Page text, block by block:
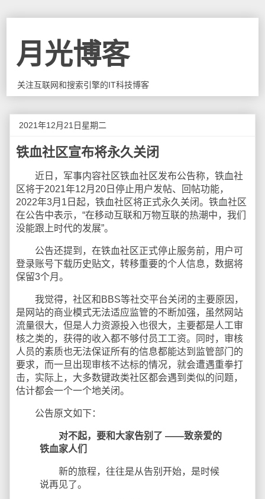
月光博客
关注互联网和搜索引擎的IT科技博客
2021年12月21日星期二
铁血社区宣布将永久关闭
近日，军事内容社区铁血社区发布公告称，铁血社
区将于2021年12月20日停止用户发帖、回帖功能，
2022年3月1日起，铁血社区将正式永久关闭。铁血社区
在公告中表示，“在移动互联和万物互联的热潮中，我们
没能跟上时代的发展”。
公告还提到，在铁血社区正式停止服务前，用户可
登录账号下载历史贴文，转移重要的个人信息，数据将
保留3个月。
我觉得，社区和BBS等社交平台关闭的主要原因，
是网站的商业模式无法适应监管的不断加强，虽然网站
流量很大，但是人力资源投入也很大，主要都是人工审
核之类的，获得的收入都不够付员工工资。同时，审核
人员的素质也无法保证所有的信息都能达到监管部门的
要求，而一旦出现审核不达标的情况，就会遭遇重拳打
击，实际上，大多数键政类社区都会遇到类似的问题，
估计都会一个一个地关闭。
公告原文如下：
对不起，要和大家告别了 ——致亲爱的
铁血家人们
新的旅程，往往是从告别开始，是时候
说再见了。